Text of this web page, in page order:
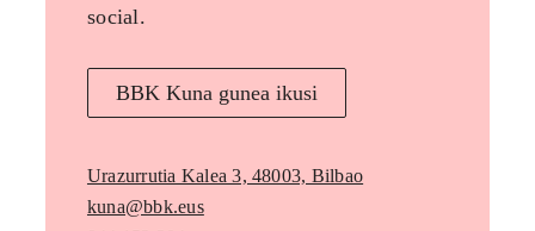
social.
BBK Kuna gunea ikusi
Urazurrutia Kalea 3, 48003, Bilbao
kuna@bbk.eus